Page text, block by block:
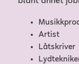
Artist
Låtskriver